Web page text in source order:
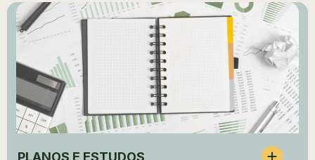
PLANOS E ESTUDOS